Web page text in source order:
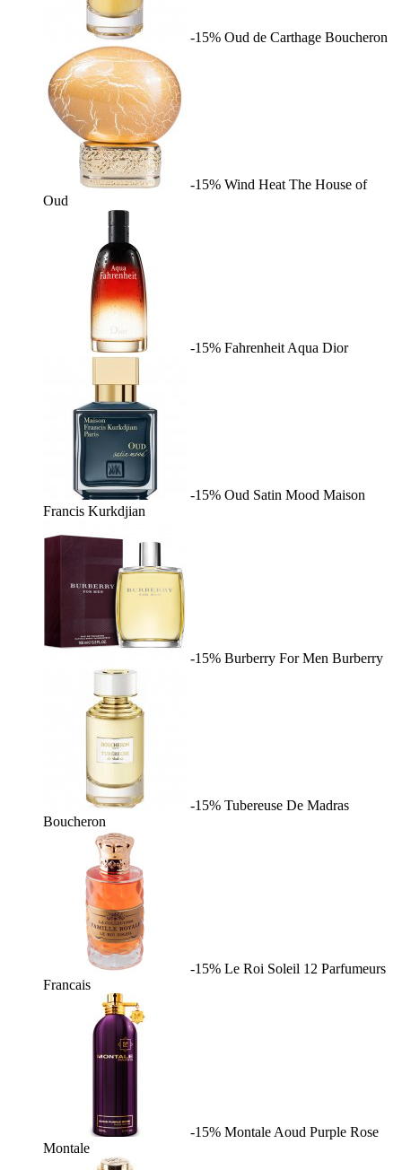
-15% Oud de Carthage Boucheron
-15% Wind Heat The House of
Oud
-15% Fahrenheit Aqua Dior
-15% Oud Satin Mood Maison
Francis Kurkdjian
-15% Burberry For Men Burberry
-15% Tubereuse De Madras
Boucheron
-15% Le Roi Soleil 12 Parfumeurs
Francais
-15% Montale Aoud Purple Rose
Montale